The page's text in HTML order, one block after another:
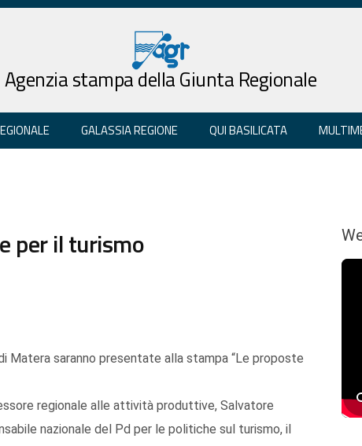
Agenzia stampa della Giunta Regionale
GALASSIA REGIONE QUI BASILICATA
per il turismo
Matera saranno presentate alla stampa “Le proposte
regionale alle attività produttive, Salvatore
nazionale del Pd per le politiche sul turismo, il